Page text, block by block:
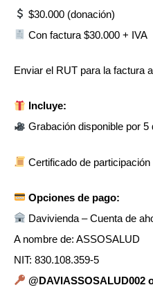
$30.000 (donación)
Con factura $30.000 + IVA
Enviar el RUT para la factura
Incluye:
Grabación disponible por 5
Certificado de participación
Opciones de pago:
Davivienda – Cuenta de
A nombre de: ASSOSALUD
NIT: 830.108.359-5
@DAVIASSOSALUD002